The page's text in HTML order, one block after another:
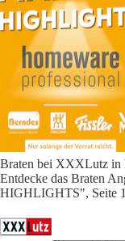
Braten bei XXXLutz in
Entdecke das Braten
HIGHLIGHTS", Seite 1